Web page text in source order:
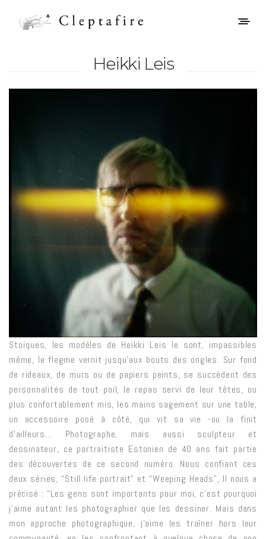
Heikki Leis
Stoïques, les modèles de Heikki Leis le sont, impassibles
même, le flegme vernit jusqu’aux bouts des ongles. Sur fond
de rideaux, de murs ou de papiers peints, se succèdent des
personnalités de tout poil, le repas servi de leur têtes, ou
plus confortablement mis, les mains sagement sur une table,
un accessoire posé à côté, qui vit sa vie -ou la finit
d’ailleurs… Photographe, mais aussi sculpteur et
dessinateur, ce portraitiste Estonien de 40 ans fait partie
des découvertes de ce second numéro. Nous confiant ces
deux séries, “Still life portrait” et “Weeping Heads”, Il nous a
précisé : “Les gens sont importants pour moi, c’est pourquoi
j’aime autant les photographier que les dessiner. Mais dans
mon approche photographique, j’aime les traîner hors leur